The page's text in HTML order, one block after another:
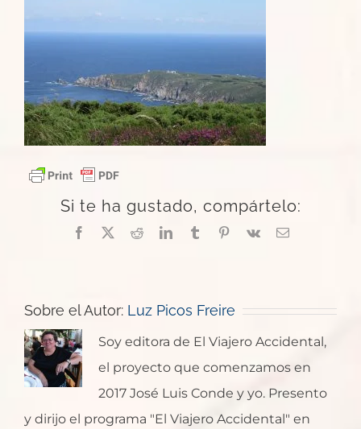
Si te ha gustado, compártelo:
Facebook
X RedditLinkedInTumblrPinterest
Vk
Correo
Sobre el Autor: Luz Picos Freire
Soy editora de El Viajero Accidental,
el proyecto que comenzamos en
2017 José Luis Conde y yo. Presento
y dirijo el programa "El Viajero Accidental" en